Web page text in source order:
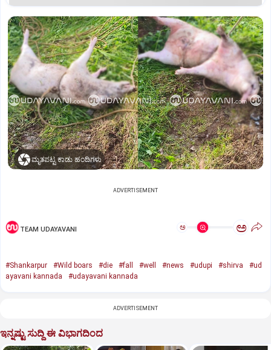
ಮೃತಪಟ್ಟ ಕಾಡು ಹಂದಿಗಳು
ADVERTISEMENT
TEAM UDAYAVANI ಅ ಅ
#Shankarpur #Wild boars #die #fall #well #news #udupi #shirva
#ud
ayavani kannada
#udayavani kannada
ADVERTISEMENT
ಇನ್ನಷ್ಟು ಸುದ್ದಿ ಈ ವಿಭಾಗದಿಂದ